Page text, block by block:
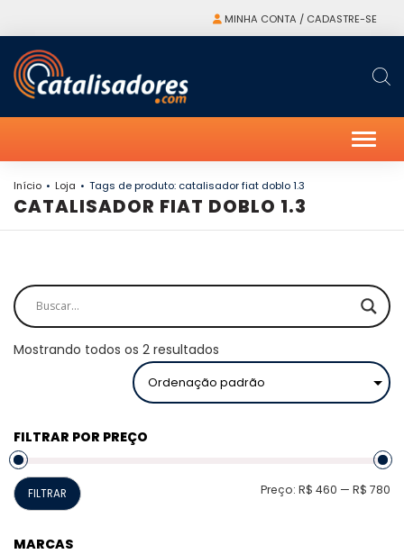
MINHA CONTA / CADASTRE-SE
Início Loja Tags de produto: catalisador fiat doblo 1.3
CATALISADOR FIAT DOBLO 1.3
Mostrando todos os 2 resultados
FILTRAR POR PREÇO
FILTRAR Preço: R$ 460 — R$ 780
MARCAS